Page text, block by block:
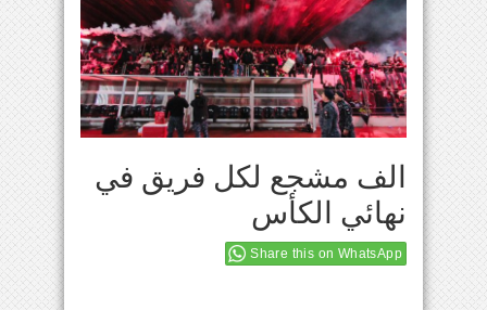
الف مشجع لكل فريق في
نهائي الكأس
Share this on WhatsApp